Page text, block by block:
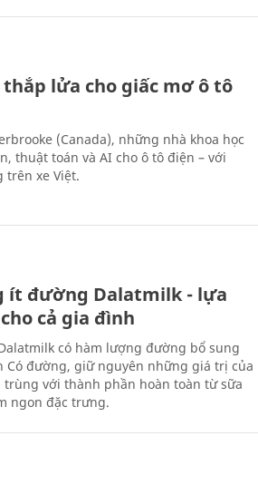
lửa cho giấc mơ ô tô
(Canada), những nhà khoa học
thuật toán và AI cho ô tô điện – với
trên xe Việt.
ít đường Dalatmilk - lựa
cả gia đình
có hàm lượng đường bổ sung
Có đường, giữ nguyên những giá trị của
với thành phần hoàn toàn từ sữa
ngon đặc trưng.